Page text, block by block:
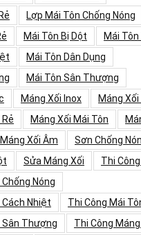
Lợp Mái Tôn Chống Nóng
Mái Tôn Bị Dột
Mái
Mái Tôn Dân Dụng
Mái Tôn Sân Thượng
Máng Xối Inox
Máng
Máng Xối Mái Tôn
Máng Xối Âm
Sơn Chống
Sửa Máng Xối
Thi
Nóng
Cách Nhiệt
Thi Công Mái
Sân Thượng
Thi Công